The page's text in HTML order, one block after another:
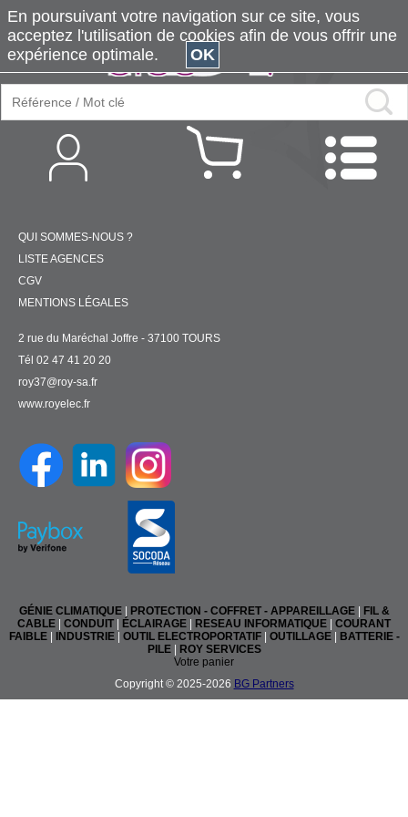
QUI SOMMES-NOUS ?
LISTE AGENCES
CGV
MENTIONS LÉGALES
2 rue du Maréchal Joffre - 37100 TOURS
Tél 02 47 41 20 20
roy37@roy-sa.fr
www.royelec.fr
GÉNIE CLIMATIQUE| PROTECTION - COFFRET - APPAREILLAGE|
FIL &
CABLE
CONDUIT ÉCLAIRAGE RESEAU INFORMATIQUE
COURANT
FAIBLE| INDUSTRIE| OUTIL ELECTROPORTATIF| OUTILLAGE|
BATTERIE -
PILE|
ROY SERVICES
Votre panier
Copyright © 2025-2026 BG Partners
En poursuivant votre navigation sur ce site, vous
acceptez l'utilisation de cookies afin de vous offrir une
expérience optimale.
OK